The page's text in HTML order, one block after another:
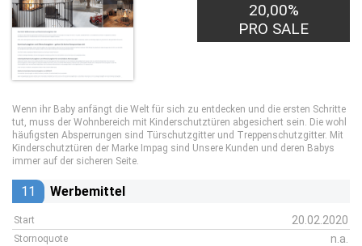
20,00%
PRO SALE
Wenn ihr Baby anfängt die Welt für sich zu entdecken und die ersten Schritte
tut, muss der Wohnbereich mit Kinderschutztüren abgesichert sein. Die wohl
häufigsten Absperrungen sind Türschutzgitter und Treppenschutzgitter. Mit
Kinderschutztüren der Marke Impag sind Unsere Kunden und deren Babys
immer auf der sicheren Seite.
11 Werbemittel
Start 20.02.2020
Stornoquote n.a.